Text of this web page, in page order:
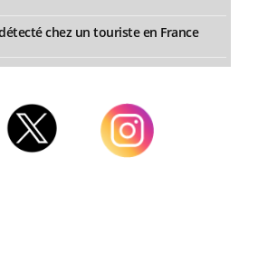
chez un touriste en France